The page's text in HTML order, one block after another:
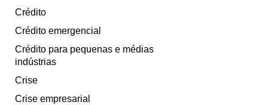
Crédito
Crédito emergencial
Crédito para pequenas e médias
indústrias
Crise
Crise empresarial